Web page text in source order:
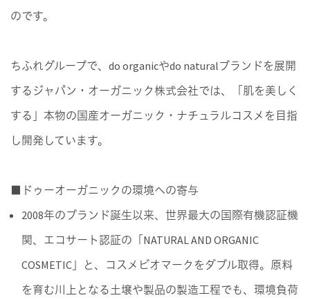
のです。
ちふれグループで、do organicやdo naturalブランドを展開
するジャパン・オーガニック株式会社では、「肌を美しく
する」本物の国産オーガニック・ナチュラルコスメを目指
し開発しています。
■ドゥーオーガニックの環境への寄与
2008年のブランド誕生以来、世界最大の国際有機認証機
関、エコサート認証の「NATURAL AND ORGANIC
COSMETIC」と、コスメビオマークをダブル取得。原料
を育む川上となる土壌や製品の製造工程でも、環境負荷